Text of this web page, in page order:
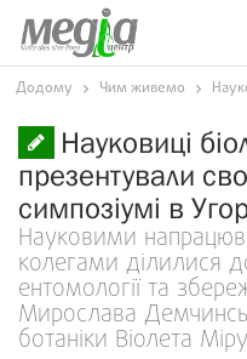
Додому Чим живемо
Науковиці
презентували
симпозіумі в
Науковими
колегами ділилися
ентомології та
Мирослава
ботаніки Віолета